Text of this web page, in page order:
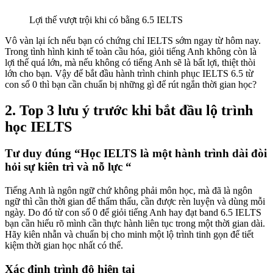
Lợi thế vượt trội khi có bằng 6.5 IELTS
Vô vàn lại ích nếu bạn có chứng chỉ IELTS sớm ngay từ hôm nay.
Trong tình hình kinh tế toàn cầu hóa, giỏi tiếng Anh không còn là
lợi thế quá lớn, mà nếu không có tiếng Anh sẽ là bất lợi, thiệt thòi
lớn cho bạn. Vậy để bắt đầu hành trình chinh phục IELTS 6.5 từ
con số 0 thì bạn cần chuẩn bị những gì để rút ngắn thời gian học?
2. Top 3 lưu ý trước khi bắt đầu lộ trình
học IELTS
Tư duy đúng “Học IELTS là một hành trình dài đòi
hỏi sự kiên trì và nỗ lực “
Tiếng Anh là ngôn ngữ chứ không phải môn học, mà đã là ngôn
ngữ thì cần thời gian để thẩm thấu, cần được rèn luyện và dùng mỗi
ngày. Do đó từ con số 0 để giỏi tiếng Anh hay đạt band 6.5 IELTS
bạn cần hiểu rõ mình cần thực hành liên tục trong một thời gian dài.
Hãy kiên nhẫn và chuẩn bị cho minh một lộ trình tinh gọn để tiết
kiệm thời gian học nhất có thể.
Xác định trình độ hiện tại